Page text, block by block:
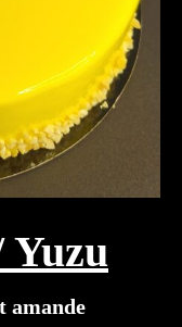
amande